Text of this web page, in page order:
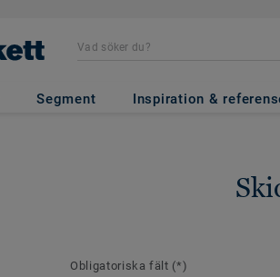
Segment Inspiration &
Obligatoriska fält (*)